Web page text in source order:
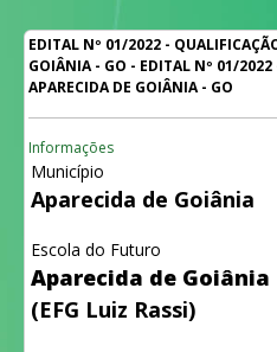
EDITAL Nº 01/2022 -
GOIÂNIA - GO - EDITAL Nº 01/2022
APARECIDA DE GOIÂNIA - GO
Informações
Município
Aparecida de Goiânia
Escola do Futuro
Aparecida de Goiânia
(EFG Luiz Rassi)